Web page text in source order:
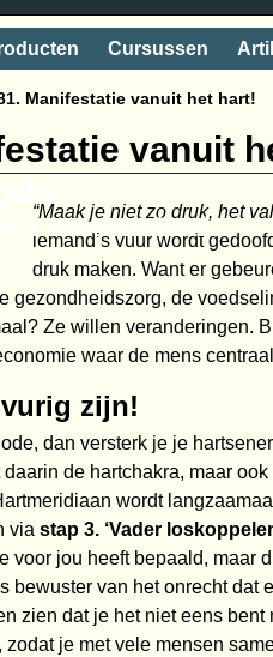
handomdraai
Cursussen
Manifestatie vanuit het hart!
vanuit
“Maak je niet zo druk, het
iemand’s vuur wordt
druk maken. Want er
gezondheidszorg, de
Ze willen veranderingen.
waar de mens
zijn!
dan versterk je je
daarin de hartchakra, maar ook
wordt
via stap 3. ‘Vader
voor jou heeft bepaald, maar
bewuster van het onrecht dat
zien dat je het niet eens
zodat je met vele mensen